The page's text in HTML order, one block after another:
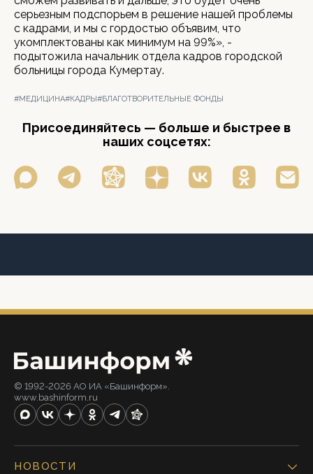
серьезным подспорьем в решение нашей проблемы
с кадрами, и мы с гордостью объявим, что
укомплектованы как минимум на 99%», -
подытожила начальник отдела кадров городской
больницы города Кумертау.
#МЕДИЦИНА#КАДРЫ#БЛАГОТВОРИТЕЛЬНЫЕ ФОНДЫ
Присоединяйтесь — больше и быстрее в
наших соцсетях:
© 1992-2026 АО ИА «Башинформ».
www.bashinform.ru
НОВОСТИ